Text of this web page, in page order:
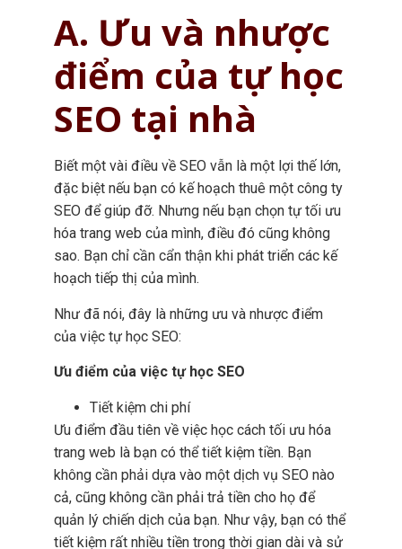
A. Ưu và nhược
điểm của tự học
SEO tại nhà
Biết một vài điều về SEO vẫn là một lợi thế lớn,
đặc biệt nếu bạn có kế hoạch thuê một công ty
SEO để giúp đỡ. Nhưng nếu bạn chọn tự tối ưu
hóa trang web của mình, điều đó cũng không
sao. Bạn chỉ cần cẩn thận khi phát triển các kế
hoạch tiếp thị của mình.
Như đã nói, đây là những ưu và nhược điểm
của việc tự học SEO:
Ưu điểm của việc tự học SEO
Tiết kiệm chi phí
Ưu điểm đầu tiên về việc học cách tối ưu hóa
trang web là bạn có thể tiết kiệm tiền. Bạn
không cần phải dựa vào một dịch vụ SEO nào
cả, cũng không cần phải trả tiền cho họ để
quản lý chiến dịch của bạn. Như vậy, bạn có thể
tiết kiệm rất nhiều tiền trong thời gian dài và sử